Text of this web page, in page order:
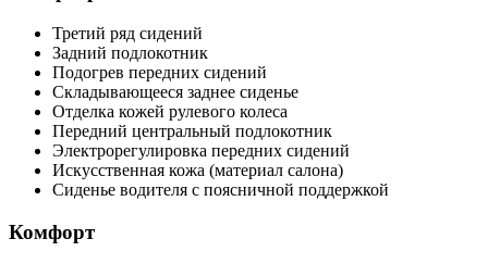
Третий ряд сидений
Задний подлокотник
Подогрев передних сидений
Складывающееся заднее сиденье
Отделка кожей рулевого колеса
Передний центральный подлокотник
Электрорегулировка передних сидений
Искусственная кожа (материал салона)
Сиденье водителя с поясничной поддержкой
Комфорт